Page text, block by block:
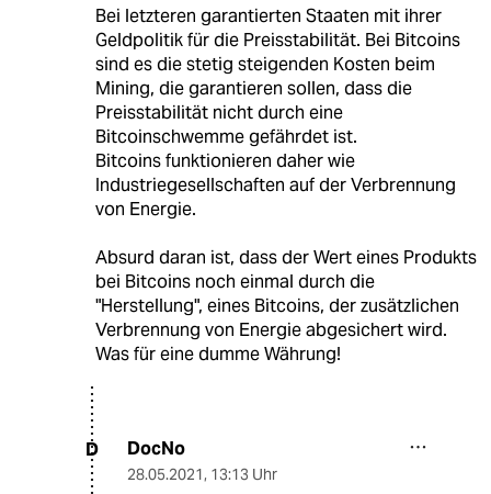
Bei letzteren garantierten Staaten mit ihrer
Geldpolitik für die Preisstabilität. Bei Bitcoins
sind es die stetig steigenden Kosten beim
Mining, die garantieren sollen, dass die
Preisstabilität nicht durch eine
Bitcoinschwemme gefährdet ist.
Bitcoins funktionieren daher wie
Industriegesellschaften auf der Verbrennung
von Energie.
Absurd daran ist, dass der Wert eines Produkts
bei Bitcoins noch einmal durch die
"Herstellung", eines Bitcoins, der zusätzlichen
Verbrennung von Energie abgesichert wird.
Was für eine dumme Währung!
D DocNo
28.05.2021, 13:13 Uhr